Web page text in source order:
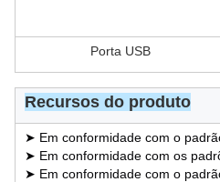
Porta USB
Recursos do produto
➤ Em conformidade com o
➤ Em conformidade com os
➤ Em conformidade com o